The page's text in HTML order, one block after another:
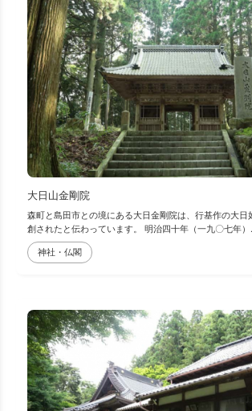
大日山金剛院
森町と島田市との境にある大日金剛院は、行基作の大日
創されたと伝わっています。 明治四十年（一九〇七年）
神社・仏閣